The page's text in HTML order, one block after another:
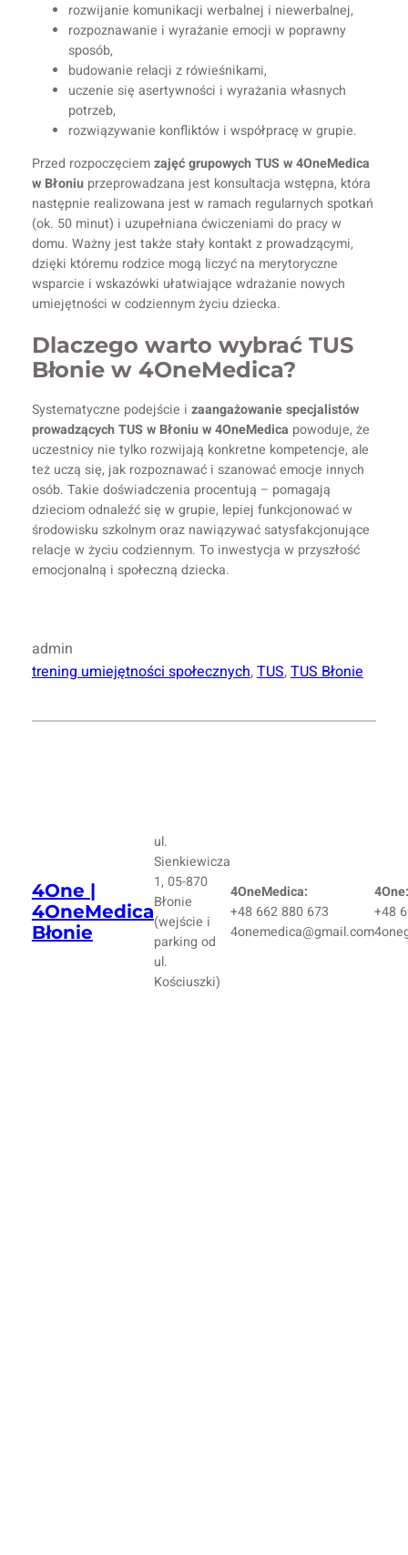
rozwijanie komunikacji werbalnej i niewerbalnej,
rozpoznawanie i wyrażanie emocji w poprawny
sposób,
budowanie relacji z rówieśnikami,
uczenie się asertywności i wyrażania własnych
potrzeb,
rozwiązywanie konfliktów i współpracę w grupie.
Przed rozpoczęciemzajęć grupowych TUS w 4OneMedica
w Błoniuprzeprowadzana jest konsultacja wstępna, która
następnie realizowana jest w ramach regularnych spotkań
(ok. 50 minut) i uzupełniana ćwiczeniami do pracy w
domu. Ważny jest także stały kontakt z prowadzącymi,
dzięki któremu rodzice mogą liczyć na merytoryczne
wsparcie i wskazówki ułatwiające wdrażanie nowych
umiejętności w codziennym życiu dziecka.
Dlaczego warto wybrać TUS
Błonie w 4OneMedica?
Systematyczne podejście i zaangażowanie specjalistów
prowadzących TUS w Błoniu w 4OneMedica powoduje, że
uczestnicy nie tylko rozwijają konkretne kompetencje, ale
też uczą się, jak rozpoznawać i szanować emocje innych
osób. Takie doświadczenia procentują – pomagają
dzieciom odnaleźć się w grupie, lepiej funkcjonować w
środowisku szkolnym oraz nawiązywać satysfakcjonujące
relacje w życiu codziennym. To inwestycja w przyszłość
emocjonalną i społeczną dziecka.
admin
trening umiejętności społecznych, TUS, TUS Błonie
4One |
4OneMedica
Błonie
ul.
Sienkiewicza
1, 05-870
Błonie
(wejście i
parking od
ul.
Kościuszki)
4OneMedica:
+48 662 880 673
4onemedica@gmail.com
4One:
+48